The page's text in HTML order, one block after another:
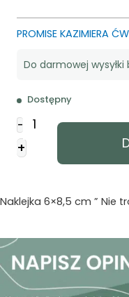
PROMISE KAZIMIERA
Do darmowej wysyłki
Dostępny
-
ilość
Naklejka
prostokąt
troszczcie
+
Naklejka 6×8,5 cm ” Nie